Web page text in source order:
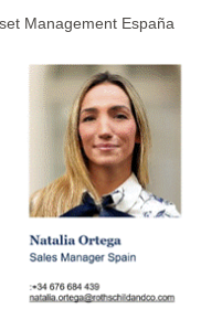
Management España